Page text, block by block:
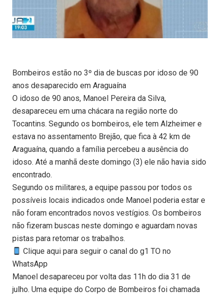
Bombeiros estão no 3º dia de buscas por idoso de 90
anos desaparecido em Araguaína
O idoso de 90 anos, Manoel Pereira da Silva,
desapareceu em uma chácara na região norte do
Tocantins. Segundo os bombeiros, ele tem Alzheimer e
estava no assentamento Brejão, que fica à 42 km de
Araguaína, quando a família percebeu a ausência do
idoso. Até a manhã deste domingo (3) ele não havia sido
encontrado.
Segundo os militares, a equipe passou por todos os
possíveis locais indicados onde Manoel poderia estar e
não foram encontrados novos vestígios. Os bombeiros
não fizeram buscas neste domingo e aguardam novas
pistas para retomar os trabalhos.
Clique aqui para seguir o canal do g1 TO no
WhatsApp
Manoel desapareceu por volta das 11h do dia 31 de
julho. Uma equipe do Corpo de Bombeiros foi chamada